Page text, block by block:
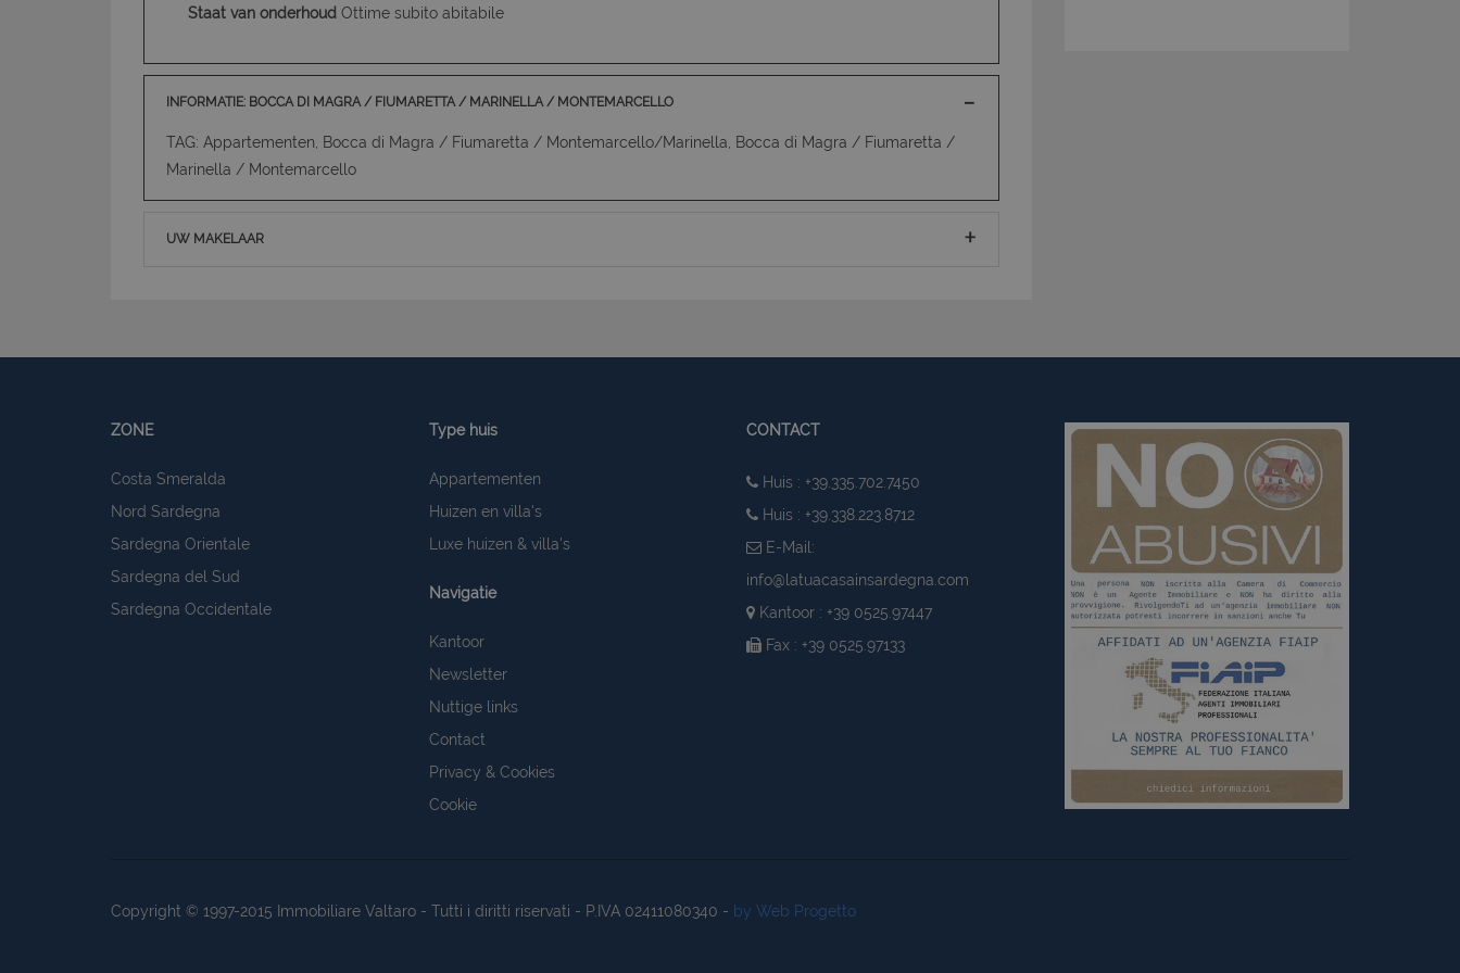
Staat van onderhoud Ottime subito abitabile
INFORMATIE: BOCCA DI MAGRA / FIUMARETTA / MARINELLA / MONTEMARCELLO
TAG: Appartementen, Bocca di Magra / Fiumaretta / Montemarcello/Marinella, Bocca di Magra / Fiumaretta /
Marinella / Montemarcello
UW MAKELAAR
ZONE
Costa Smeralda
Nord Sardegna
Sardegna Orientale
Sardegna del Sud
Sardegna Occidentale
Type huis
Appartementen
Huizen en villa's
Luxe huizen & villa's
Navigatie
Kantoor
Newsletter
Nuttige links
Contact
Privacy & Cookies
Cookie
CONTACT
Huis : +39.335.702.7450
Huis : +39.338.223.8712
E-Mail:
info@latuacasainsardegna.com
Kantoor : +39 0525.97447
Fax : +39 0525.97133
Copyright © 1997-2015 Immobiliare Valtaro - Tutti i diritti riservati - P.IVA 02411080340 - by Web Progetto